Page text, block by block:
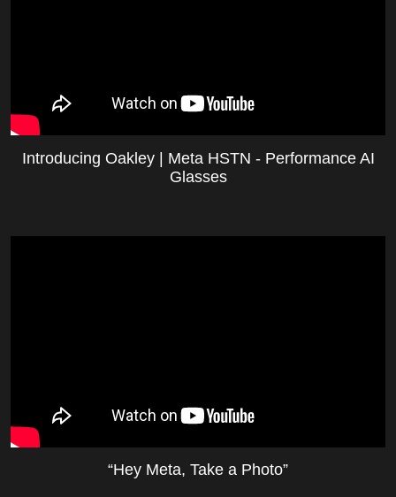
Introducing Oakley | Meta HSTN - Performance AI
Glasses
“Hey Meta, Take a Photo”